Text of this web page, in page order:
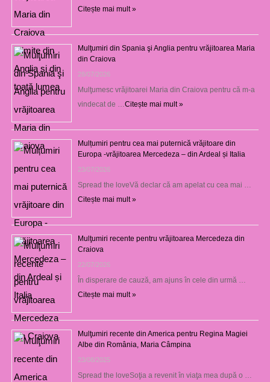
Citește mai mult »
Mulţumiri din Spania şi Anglia pentru vrăjitoarea Maria
din Craiova
28/07/2026
Mulţumesc vrăjitoarei Maria din Craiova pentru că m-a
vindecat de …Citește mai mult »
Mulțumiri pentru cea mai puternică vrăjitoare din
Europa -vrăjitoarea Mercedeza – din Ardeal și Italia
23/07/2026
Spread the loveVă declar că am apelat cu cea mai …
Citește mai mult »
Mulţumiri recente pentru vrăjitoarea Mercedeza din
Craiova
22/07/2026
În disperare de cauză, am ajuns în cele din urmă …
Citește mai mult »
Mulţumiri recente din America pentru Regina Magiei
Albe din România, Maria Câmpina
23/08/2025
Spread the loveSoţia a revenit în viaţa mea după o …